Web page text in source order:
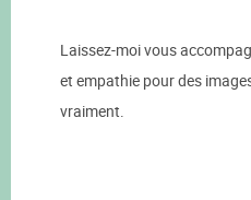
Laissez-moi vous
et empathie pour des
vraiment.